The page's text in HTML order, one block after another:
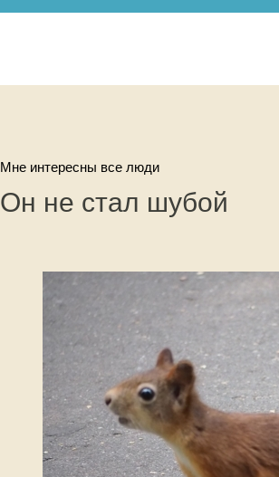
Мне интересны все люди
Он не стал шубой